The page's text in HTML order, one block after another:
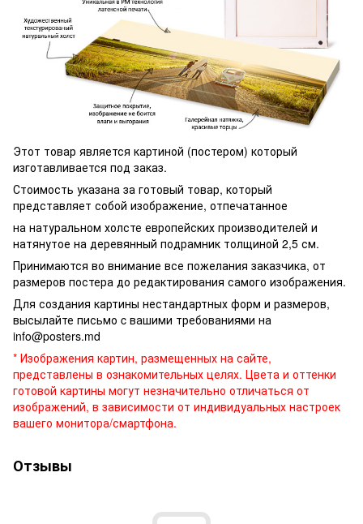
Этот товар является картиной (постером) который
изготавливается под заказ.
Стоимость указана за готовый товар, который
представляет собой изображение, отпечатанное
на натуральном холсте европейских производителей и
натянутое на деревянный подрамник толщиной 2,5 см.
Принимаются во внимание все пожелания заказчика, от
размеров постера до редактирования самого изображения.
Для создания картины нестандартных форм и размеров,
высылайте письмо c вашими требованиями на
info@posters.md
* Изображения картин, размещенных на сайте,
представлены в ознакомительных целях. Цвета и оттенки
готовой картины могут незначительно отличаться от
изображений, в зависимости от индивидуальных настроек
вашего монитора/смартфона.
Отзывы